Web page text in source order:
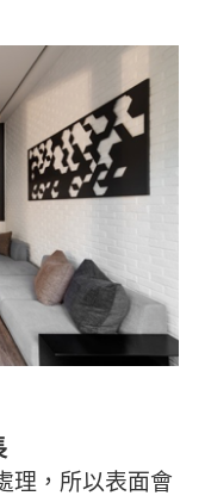
理，所以表面會